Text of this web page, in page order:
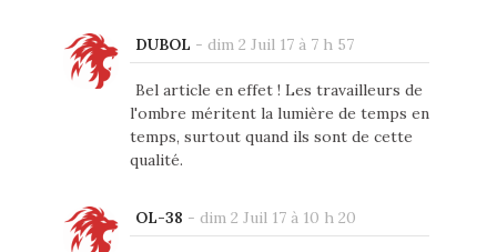
DUBOL - dim 2 Juil 17 à 7 h 57
Bel article en effet ! Les travailleurs de
l'ombre méritent la lumière de temps en
temps, surtout quand ils sont de cette
qualité.
OL-38 - dim 2 Juil 17 à 10 h 20